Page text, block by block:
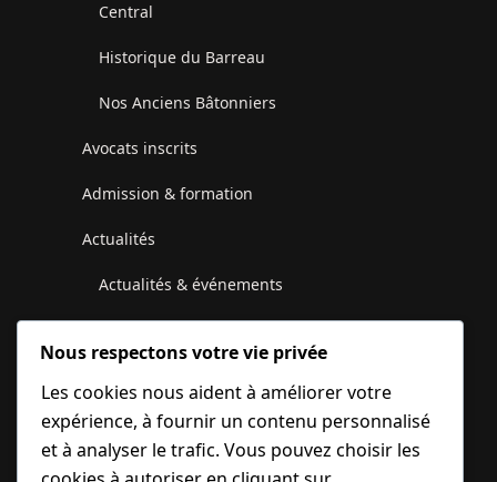
Central
Historique du Barreau
Nos Anciens Bâtonniers
Avocats inscrits
Admission & formation
Actualités
Actualités & événements
Juridique
Contactez-nous
Nous respectons votre vie privée
Les cookies nous aident à améliorer votre
expérience, à fournir un contenu personnalisé
et à analyser le trafic. Vous pouvez choisir les